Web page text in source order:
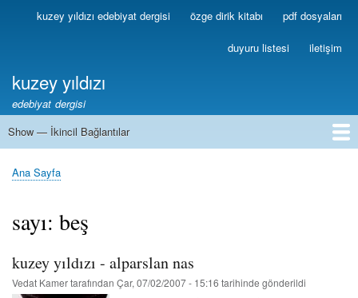
Ana
içeriğe
Birincilkuzey yıldızı edebiyat dergisi özge dirik kitabı pdf dosyaları
duyuru listesi iletişim
kuzey yıldızı
edebiyat dergisi
İkincil
Show — İkincil Bağlantılar
1
2
3
4
5
6
7
8
9
10
11
12
13
Sayfa
Ana Sayfa
sayı: beş
kuzey yıldızı - alparslan nas
Vedat Kamertarafından Çar, 07/02/2007 - 15:16 tarihinde gönderildi